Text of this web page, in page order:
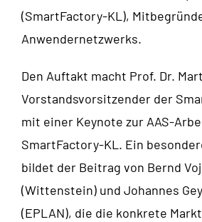
(SmartFactory-KL),
Anwendernetzwerks.
Den Auftakt macht Prof. Dr.
Vorstandsvorsitzender der
mit einer Keynote zur AAS-
SmartFactory-KL. Ein
bildet der Beitrag von Bernd
(Wittenstein) und Johannes
(EPLAN), die die konkrete